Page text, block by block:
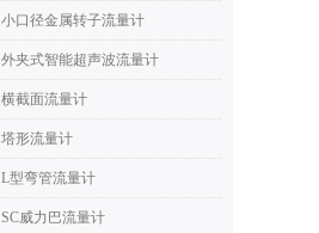
小口径金属转子流量计
外夹式智能超声波流量计
横截面流量计
塔形流量计
L型弯管流量计
SC威力巴流量计